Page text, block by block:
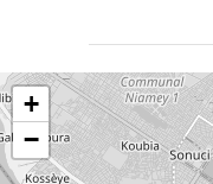
+
−